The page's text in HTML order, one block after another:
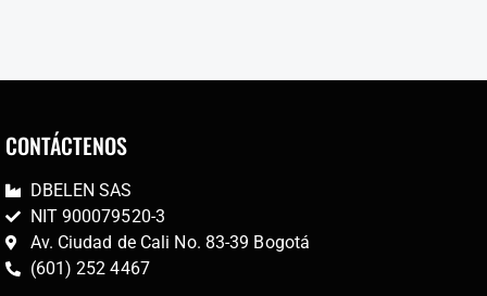
CONTÁCTENOS
DBELEN SAS
NIT 900079520-3
Av. Ciudad de Cali No. 83-39 Bogotá
(601) 252 4467